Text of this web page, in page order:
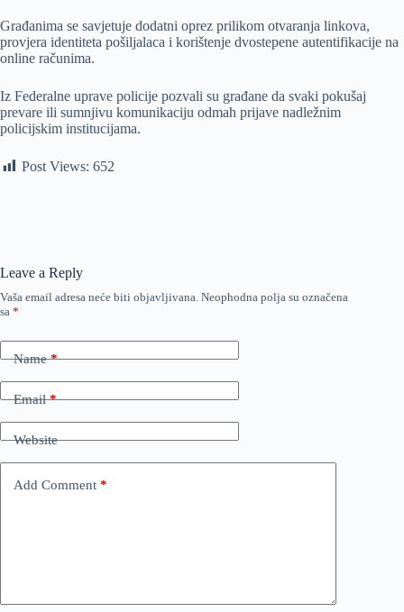
Građanima se savjetuje dodatni oprez prilikom otvaranja linkova,
provjera identiteta pošiljalaca i korištenje dvostepene autentifikacije na
online računima.
Iz Federalne uprave policije pozvali su građane da svaki pokušaj
prevare ili sumnjivu komunikaciju odmah prijave nadležnim
policijskim institucijama.
Post Views: 652
Leave a Reply
Vaša email adresa neće biti objavljivana. Neophodna polja su označena
sa *
Name*
Email*
Website
Add Comment *